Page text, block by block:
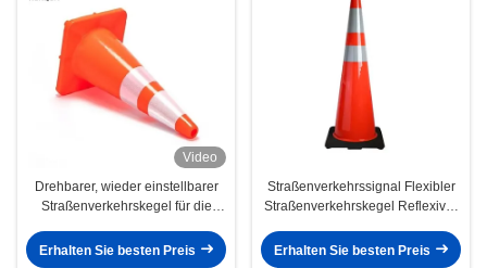
Video
Drehbarer, wieder einstellbarer
Straßenverkehrskegel für die
Erhalten Sie besten Preis
Straßenverkehrssignal Flexibler
Straßenverkehrskegel Reflexiver
Erhalten Sie besten Preis